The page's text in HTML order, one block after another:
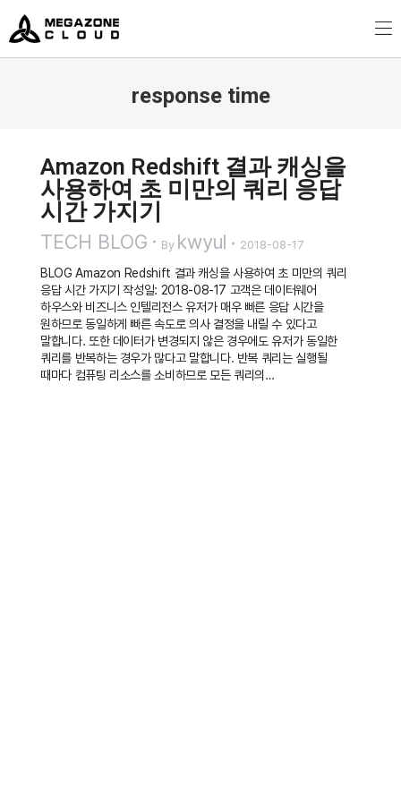
MegazoneCloud
디지털 전문 기업, 메가존클라우드
response time
Amazon Redshift 결과 캐싱을
사용하여 초 미만의 쿼리 응답
시간 가지기
TECH BLOG By kwyul 2018-08-17
BLOG Amazon Redshift 결과 캐싱을 사용하여 초 미만의 쿼리
응답 시간 가지기 작성일: 2018-08-17 고객은 데이터웨어
하우스와 비즈니스 인텔리전스 유저가 매우 빠른 응답 시간을
원하므로 동일하게 빠른 속도로 의사 결정을 내릴 수 있다고
말합니다. 또한 데이터가 변경되지 않은 경우에도 유저가 동일한
쿼리를 반복하는 경우가 많다고 말합니다. 반복 쿼리는 실행될
때마다 컴퓨팅 리소스를 소비하므로 모든 쿼리의…